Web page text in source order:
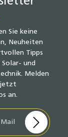
Sie keine
Neuheiten
Tipps
Solar- und
Melden
jetzt
an.